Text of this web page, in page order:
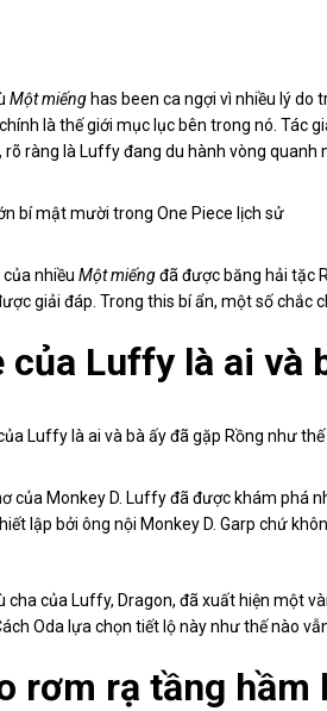
Một miếng has been ca ngợi vì nhiều lý
là thế giới mục lục bên trong nó. Tác
rõ ràng là Luffy đang du hành vòng quanh
nhiều Một miếngđã được băng hải tặc
giải đáp. Trong this bí ẩn, một số chắc
của Luffy là ai và
của Monkey D. Luffy đã được khám phá
lập bởi ông nội Monkey D. Garp chứ
cha của Luffy, Dragon, đã xuất hiện một
Oda lựa chọn tiết lộ này như thế nào
rơm rạ tầng